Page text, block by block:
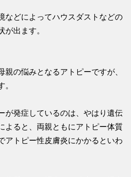
などによってハウスダストなどの
が出ます。
親の悩みとなるアトピーですが、
。
が発症しているのは、やはり遺伝
よると、両親ともにアトピー体質
アトピー性皮膚炎にかかるといわ